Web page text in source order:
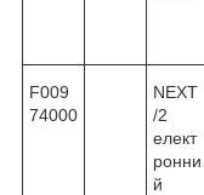
F009
74000
NEXT
/2
елект
ронни
й